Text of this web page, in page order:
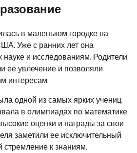
в маленьком городке на
Уже с ранних лет она
науке и исследованиям. Родители
ее увлечение и позволяли
интересам.
одной из самых ярких учениц.
в олимпиадах по математике
оценки и награды за свои
заметили ее исключительный
стремление к знаниям.